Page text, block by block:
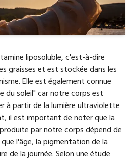
liposoluble, c'est-à-dire
graisses et est stockée dans les
Elle est également connue
du soleil" car notre corps est
à partir de la lumière ultraviolette
il est important de noter que la
par notre corps dépend de
l'âge, la pigmentation de la
de la journée. Selon une étude